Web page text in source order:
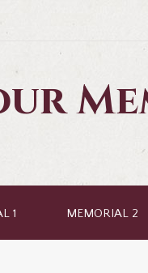
1 MEMORIAL 2